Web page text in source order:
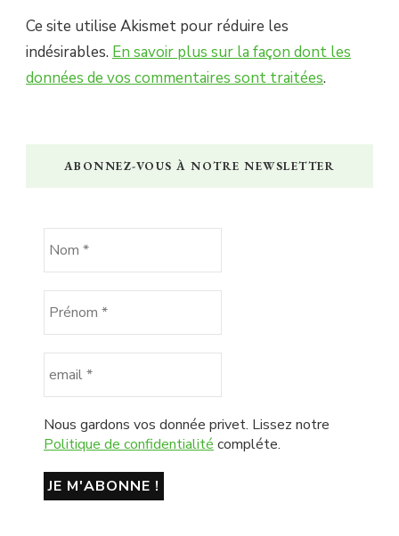
Ce site utilise Akismet pour réduire les
indésirables. En savoir plus sur la façon dont les
données de vos commentaires sont traitées.
ABONNEZ-VOUS À NOTRE NEWSLETTER
Nous gardons vos donnée privet. Lissez notre
Politique de confidentialitécompléte.